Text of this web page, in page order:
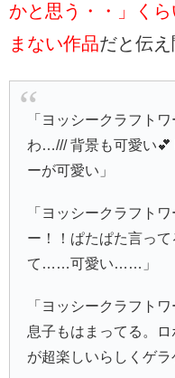
かと思う・・」く
まない作品だと伝え
「ヨッシークラフト
わ…/// 背景も可愛い💕
ーが可愛い」
「ヨッシークラフト
ー！！ぱたぱた言っ
て……可愛い……」
「ヨッシークラフト
息子もはまってる。
が超楽しいらしくゲラ